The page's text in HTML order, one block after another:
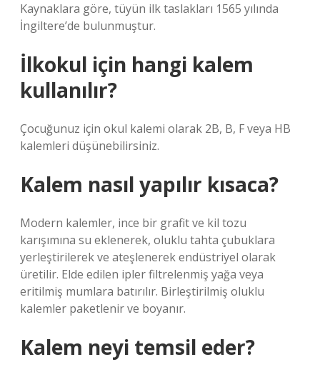
Kaynaklara göre, tüyün ilk taslakları 1565 yılında
İngiltere’de bulunmuştur.
İlkokul için hangi kalem
kullanılır?
Çocuğunuz için okul kalemi olarak 2B, B, F veya HB
kalemleri düşünebilirsiniz.
Kalem nasıl yapılır kısaca?
Modern kalemler, ince bir grafit ve kil tozu
karışımına su eklenerek, oluklu tahta çubuklara
yerleştirilerek ve ateşlenerek endüstriyel olarak
üretilir. Elde edilen ipler filtrelenmiş yağa veya
eritilmiş mumlara batırılır. Birleştirilmiş oluklu
kalemler paketlenir ve boyanır.
Kalem neyi temsil eder?